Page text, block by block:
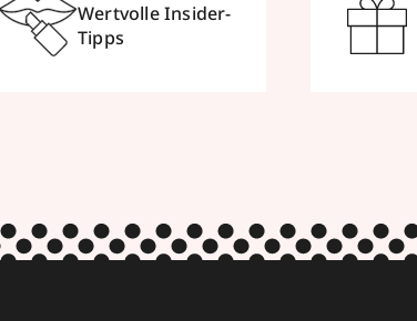
Wertvolle Insider-
Tipps